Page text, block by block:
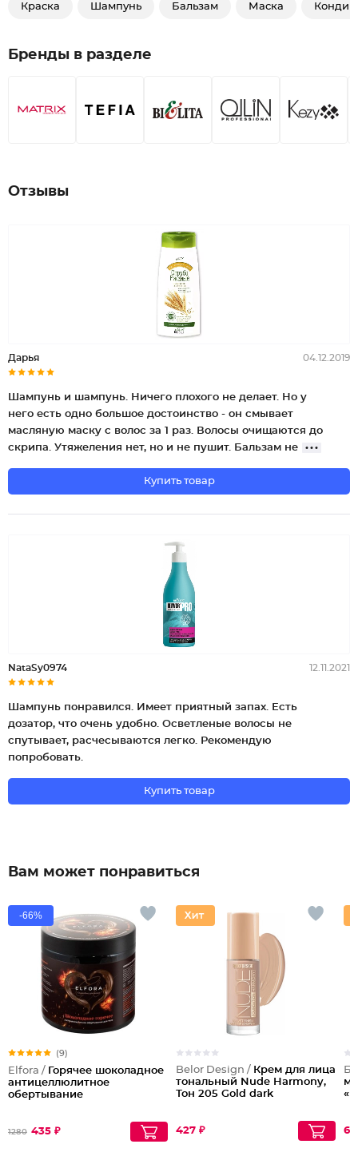
Краска Шампунь Бальзам Маска
Бренды в разделе
Отзывы
Дарья 04.12.2019
Шампунь и шампунь. Ничего плохого не делает. Но у
него есть одно большое достоинство - он смывает
масляную маску с волос за 1 раз. Волосы очищаются до
скрипа. Утяжеления нет, но и не пушит. Бальзам не
Купить товар
NataSy0974 12.11.2021
Шампунь понравился. Имеет приятный запах. Есть
дозатор, что очень удобно. Осветленые волосы не
спутывает, расчесываются легко. Рекомендую
попробовать.
Купить товар
Вам может понравиться
-66%
(9)
Elfora / Горячее шоколадное
антицеллюлитное
обертывание
1280 435 ₽
Belor Design / Крем для лица
тональный Nude Harmony,
Тон 205 Gold dark
427 ₽